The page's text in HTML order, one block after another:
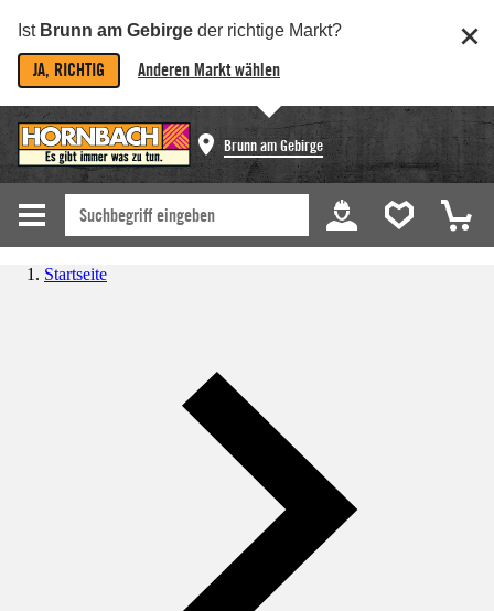
Ist Brunn am Gebirge der richtige Markt?
JA, RICHTIG Anderen Markt wählen
Brunn am Gebirge
Startseite